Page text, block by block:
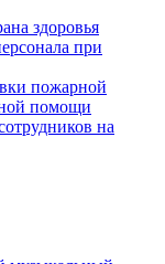
здоровья
при
пожарной
помощи
на